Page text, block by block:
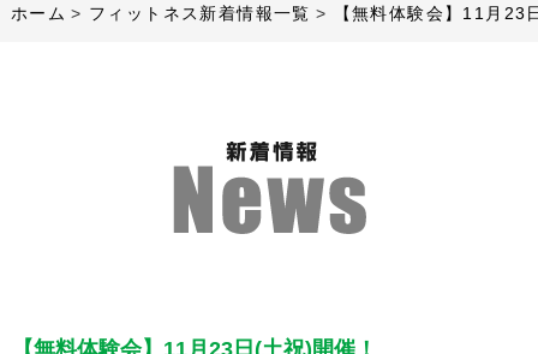
ホーム フィットネス新着情報一覧 【無料体験会】11月23